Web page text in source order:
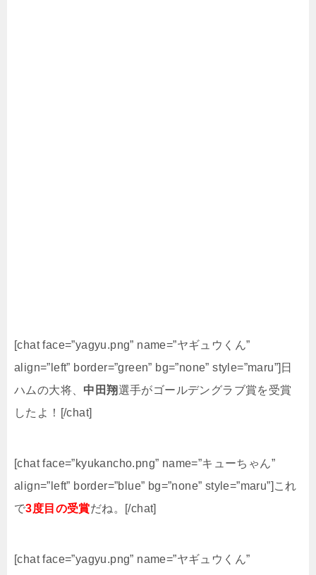
[chat face=”yagyu.png” name=”ヤギュウくん”
align=”left” border=”green” bg=”none” style=”maru”]日
ハムの大将、 中田翔選手がゴールデングラブ賞を受賞
したよ！[/chat]
[chat face=”kyukancho.png” name=”キューちゃん”
align=”left” border=”blue” bg=”none” style=”maru”]これ
で3度目の受賞だね。[/chat]
[chat face=”yagyu.png” name=”ヤギュウくん”